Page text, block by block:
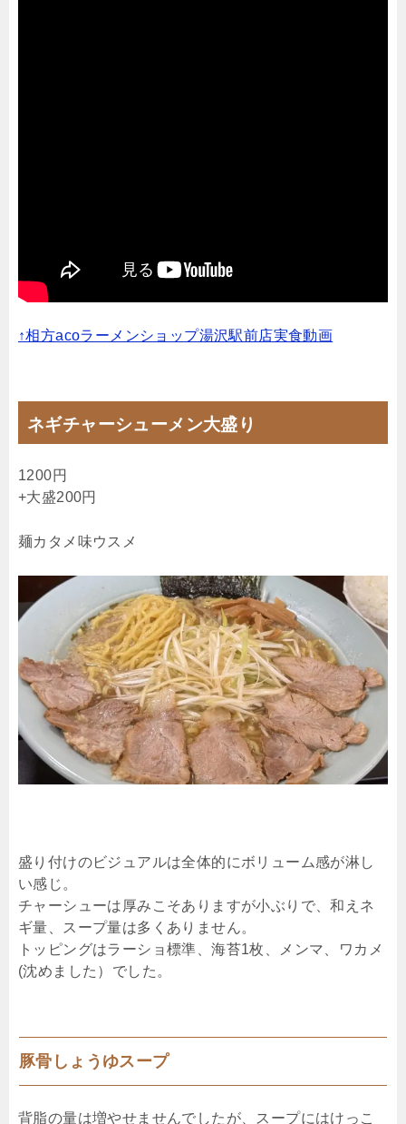
↑相方acoラーメンショップ湯沢駅前店実食動画
ネギチャーシューメン大盛り
1200円
+大盛200円
麺カタメ味ウスメ
盛り付けのビジュアルは全体的にボリューム感が淋し
い感じ。
チャーシューは厚みこそありますが小ぶりで、和えネ
ギ量、スープ量は多くありません。
トッピングはラーショ標準、海苔1枚、メンマ、ワカメ
(沈めました）でした。
豚骨しょうゆスープ
背脂の量は増やせませんでしたが、スープにはけっこ